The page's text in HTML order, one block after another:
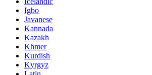
Igbo
Javanese
Kannada
Kazakh
Khmer
Kurdish
Kyrgyz